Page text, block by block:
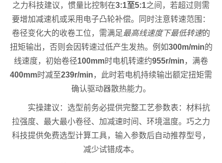
之力科技建议，惯量比控制在3:1至5:1之间，若超过则需
要增加减速机或采用电子凸轮补偿。同时注意转速范围：
卷径变化大的收卷工位，需满足 最高线速度下最低转速的
扭矩输出，否则会因转速过低产生发热。例如300m/min的
线速度，初始卷径100mm时电机转速约955r/min ，满卷
400mm时减至239r/min ，此时若电机持续输出额定扭矩需
确认驱动器散热能力。
实操建议：选型前务必提供完整工艺参数表：材料抗
拉强度、最大最小卷径、加减速时间、环境温度。巧之力
科技提供免费选型计算工具，输入参数后自动推荐型号，
减少试错成本。